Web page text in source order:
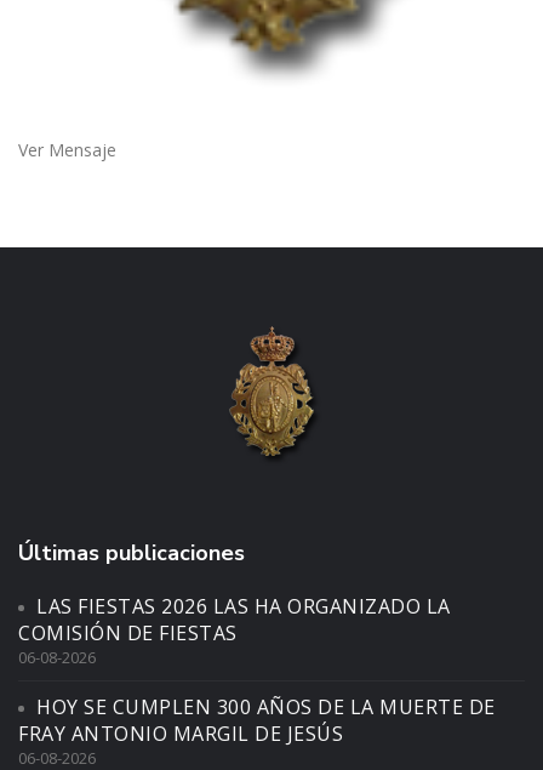
Ver Mensaje
Últimas publicaciones
LAS FIESTAS 2026 LAS HA ORGANIZADO LA
COMISIÓN DE FIESTAS
06-08-2026
HOY SE CUMPLEN 300 AÑOS DE LA MUERTE DE
FRAY ANTONIO MARGIL DE JESÚS
06-08-2026